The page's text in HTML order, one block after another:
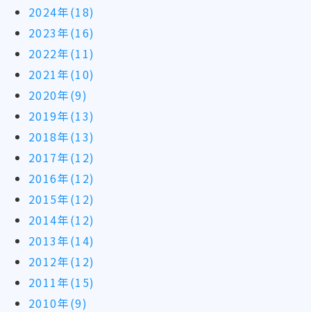
2024年(18)
2023年(16)
2022年(11)
2021年(10)
2020年(9)
2019年(13)
2018年(13)
2017年(12)
2016年(12)
2015年(12)
2014年(12)
2013年(14)
2012年(12)
2011年(15)
2010年(9)